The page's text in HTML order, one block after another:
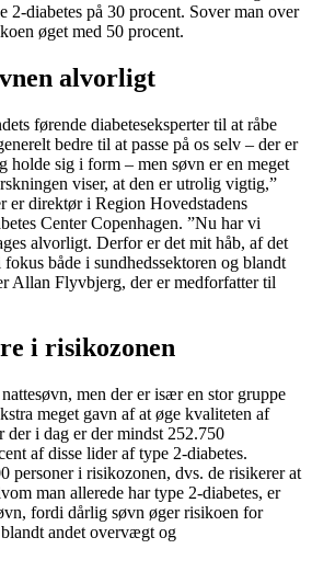
2-diabetes på 30 procent. Sover man over
øget med 50 procent.
alvorligt
førende diabeteseksperter til at råbe
bedre til at passe på os selv – der er
holde sig i form – men søvn er en meget
viser, at den er utrolig vigtig,”
er direktør i Region Hovedstadens
Center Copenhagen. ”Nu har vi
alvorligt. Derfor er det mit håb, af det
både i sundhedssektoren og blandt
Allan Flyvbjerg, der er medforfatter til
i risikozonen
men der er især en stor gruppe
meget gavn af at øge kvaliteten af
der i dag er der mindst 252.750
af disse lider af type 2-diabetes.
personer i risikozonen, dvs. de risikerer at
man allerede har type 2-diabetes, er
fordi dårlig søvn øger risikoen for
andet overvægt og